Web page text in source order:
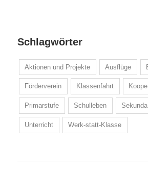
Schlagwörter
Aktionen und Projekte Ausflüge
Förderverein Klassenfahrt
Primarstufe Schulleben
Unterricht Werk-statt-Klasse